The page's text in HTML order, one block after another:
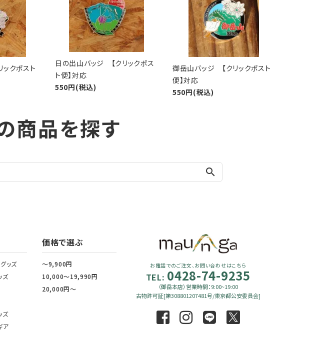
クポスト
日の出山バッジ 【クリックポス
ト便】対応
550円(税込)
御岳山バッジ 【クリックポスト
便】対応
550円(税込)
商品を探す
search
ッズ
ズ
ズ
ア
価格で選ぶ
～9,900円
10,000～19,990円
20,000円～
お電話でのご注文、お問い合わせはこちら
TEL: 0428-74-9235
（御岳本店）営業時間：9:00~19:00
古物許可証[第308801207481号/東京都公安委員会]